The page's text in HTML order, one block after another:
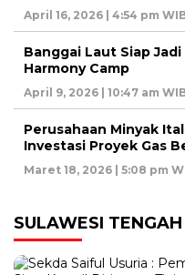
April 16, 2026 | 4:54 pm
Banggai Laut Siap
Harmony Camp
April 9, 2026 | 10:47 am
Perusahaan Minyak
Investasi Proyek Gas
Maret 18, 2026 | 5:08 pm
SULAWESI TENGAH